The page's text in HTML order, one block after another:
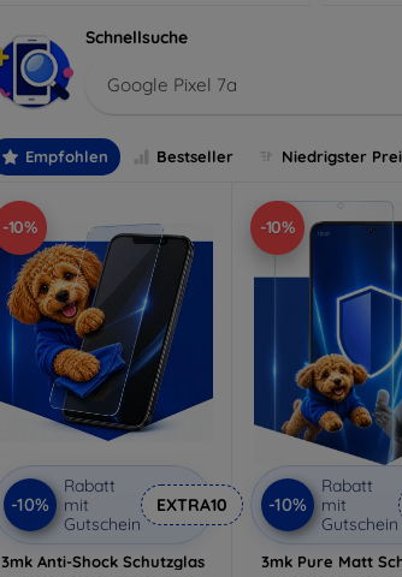
Schnellsuche
Google Pixel 7a
Empfohlen Bestseller Niedrigster
-10%
-10%
Rabatt
mit
Gutschein
EXTRA10
3mk Anti-Shock Schutzglas
-10%
-10%
Rabatt
mit
Gutschein
3mk Pure Matt